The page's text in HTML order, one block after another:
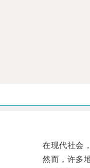
在现代社会，
然而，许多地